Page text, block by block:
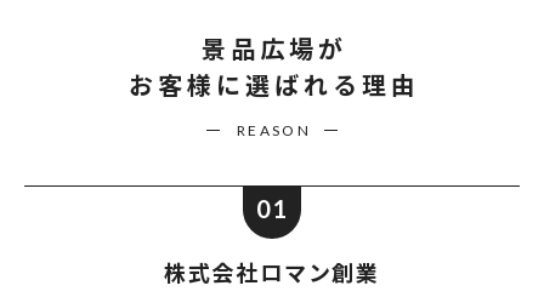
景品広場が
お客様に選ばれる理由
REASON
01
株式会社ロマン創業